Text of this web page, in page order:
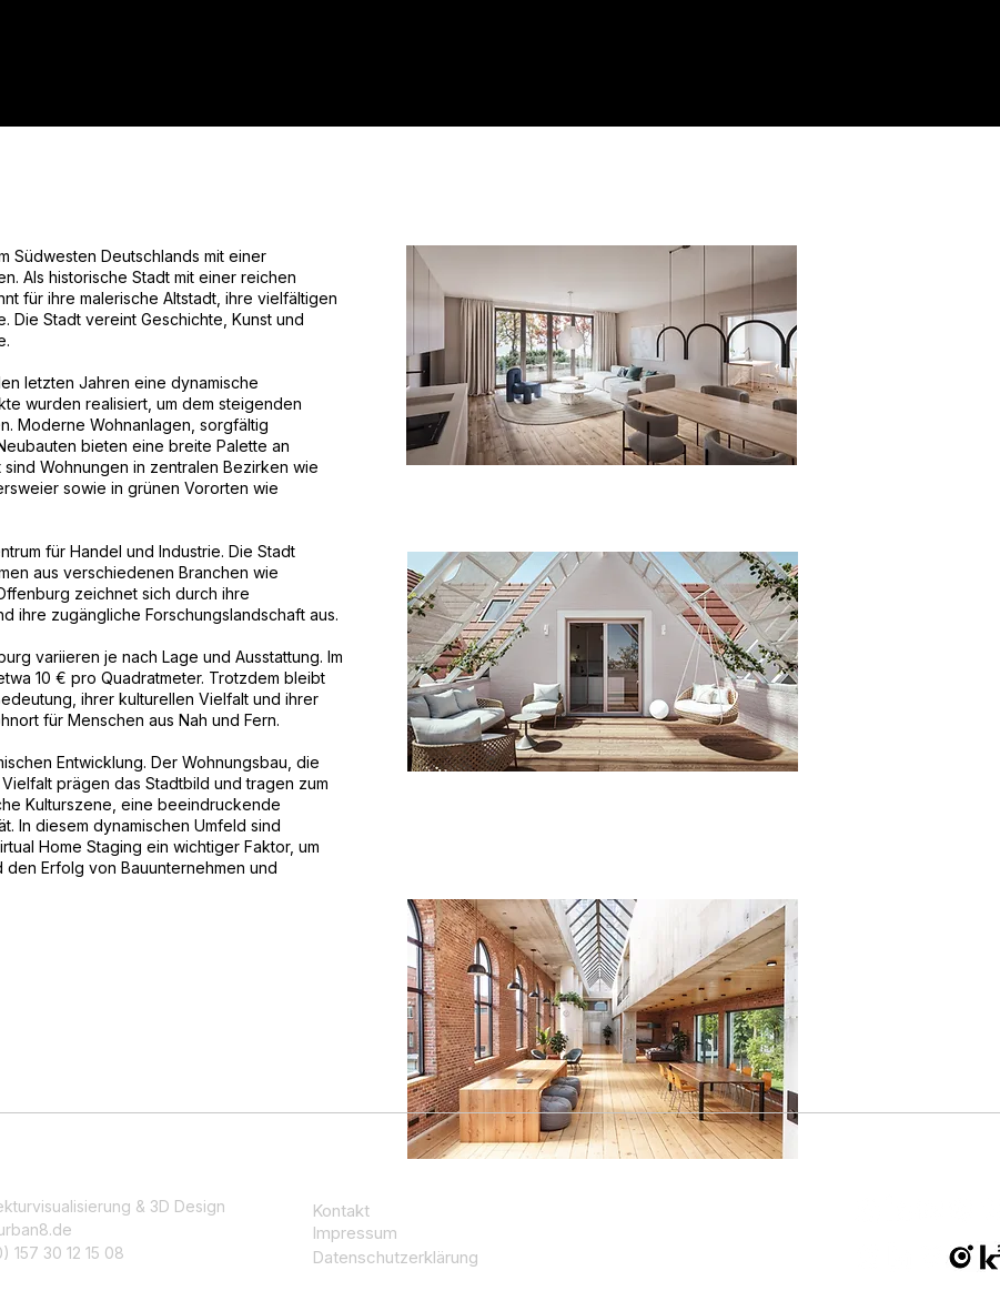
Südwesten Deutschlands mit einer
Als historische Stadt mit einer reichen
für ihre malerische Altstadt, ihre vielfältigen
Die Stadt vereint Geschichte, Kunst und
letzten Jahren eine dynamische
wurden realisiert, um dem steigenden
Moderne Wohnanlagen, sorgfältig
bieten eine breite Palette an
Wohnungen in zentralen Bezirken wie
sowie in grünen Vororten wie
für Handel und Industrie. Die Stadt
aus verschiedenen Branchen wie
zeichnet sich durch ihre
ihre zugängliche Forschungslandschaft aus.
variieren je nach Lage und Ausstattung. Im
10 € pro Quadratmeter. Trotzdem bleibt
ihrer kulturellen Vielfalt und ihrer
für Menschen aus Nah und Fern.
Entwicklung. Der Wohnungsbau, die
prägen das Stadtbild und tragen zum
Kulturszene, eine beeindruckende
In diesem dynamischen Umfeld sind
Home Staging ein wichtiger Faktor, um
Erfolg von Bauunternehmen und
& 3D Design
157 30 12 15 08
Kontakt
Impressum
Datenschutzerklärung